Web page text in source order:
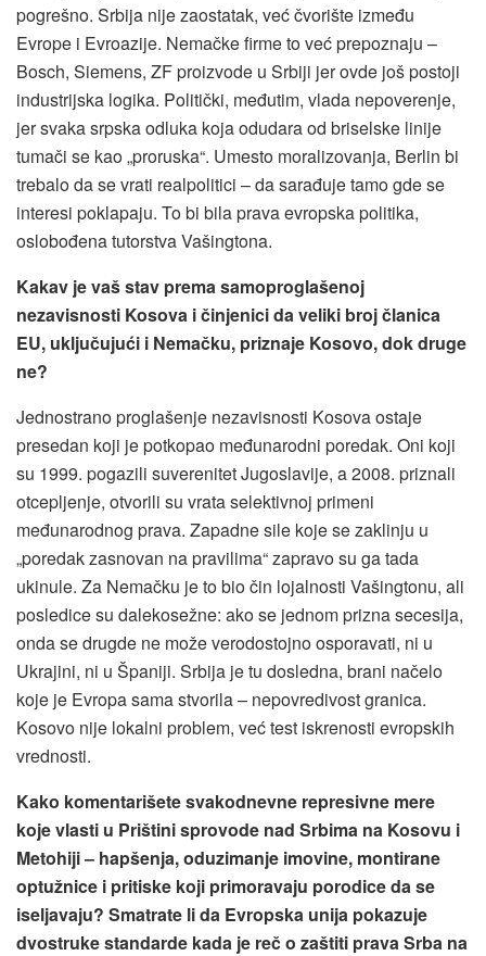
pogrešno. Srbija nije zaostatak, već čvorište između
Evrope i Evroazije. Nemačke firme to već prepoznaju –
Bosch, Siemens, ZF proizvode u Srbiji jer ovde još postoji
industrijska logika. Politički, međutim, vlada nepoverenje,
jer svaka srpska odluka koja odudara od briselske linije
tumači se kao „proruska“. Umesto moralizovanja, Berlin bi
trebalo da se vrati realpolitici – da sarađuje tamo gde se
interesi poklapaju. To bi bila prava evropska politika,
oslobođena tutorstva Vašingtona.
Kakav je vaš stav prema samoproglašenoj
nezavisnosti Kosova i činjenici da veliki broj članica
EU, uključujući i Nemačku, priznaje Kosovo, dok druge
ne?
Jednostrano proglašenje nezavisnosti Kosova ostaje
presedan koji je potkopao međunarodni poredak. Oni koji
su 1999. pogazili suverenitet Jugoslavije, a 2008. priznali
otcepljenje, otvorili su vrata selektivnoj primeni
međunarodnog prava. Zapadne sile koje se zaklinju u
„poredak zasnovan na pravilima“ zapravo su ga tada
ukinule. Za Nemačku je to bio čin lojalnosti Vašingtonu, ali
posledice su dalekosežne: ako se jednom prizna secesija,
onda se drugde ne može verodostojno osporavati, ni u
Ukrajini, ni u Španiji. Srbija je tu dosledna, brani načelo
koje je Evropa sama stvorila – nepovredivost granica.
Kosovo nije lokalni problem, već test iskrenosti evropskih
vrednosti.
Kako komentarišete svakodnevne represivne mere
koje vlasti u Prištini sprovode nad Srbima na Kosovu i
Metohiji – hapšenja, oduzimanje imovine, montirane
optužnice i pritiske koji primoravaju porodice da se
iseljavaju? Smatrate li da Evropska unija pokazuje
dvostruke standarde kada je reč o zaštiti prava Srba na